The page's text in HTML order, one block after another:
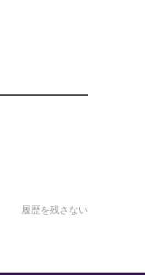
履歴を残さない